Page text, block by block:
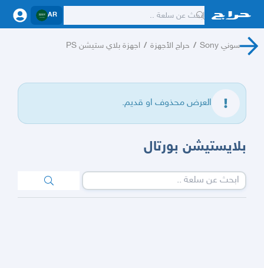
AR
سوني Sony / حراج الأجهزة / اجهزة بلاي ستيشن PS
العرض محذوف او قديم.
بلايستيشن بورتال